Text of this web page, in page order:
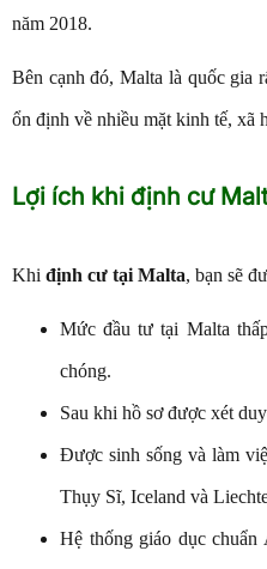
năm 2018.
Bên cạnh đó, Malta là quốc gia
ổn định về nhiều mặt kinh tế, xã
Lợi ích khi định cư
Khi định cư tại Malta, bạn sẽ
Mức đầu tư tại Malta
chóng.
Sau khi hồ sơ được xét
Được sinh sống và làm
Thụy Sĩ, Iceland và
Hệ thống giáo dục